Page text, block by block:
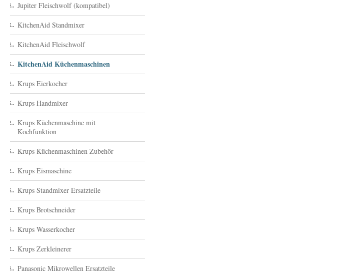
Jupiter Fleischwolf (kompatibel)
KitchenAid Standmixer
KitchenAid Fleischwolf
KitchenAid Küchenmaschinen
Krups Eierkocher
Krups Handmixer
Krups Küchenmaschine mit
Kochfunktion
Krups Küchenmaschinen Zubehör
Krups Eismaschine
Krups Standmixer Ersatzteile
Krups Brotschneider
Krups Wasserkocher
Krups Zerkleinerer
Panasonic Mikrowellen Ersatzteile